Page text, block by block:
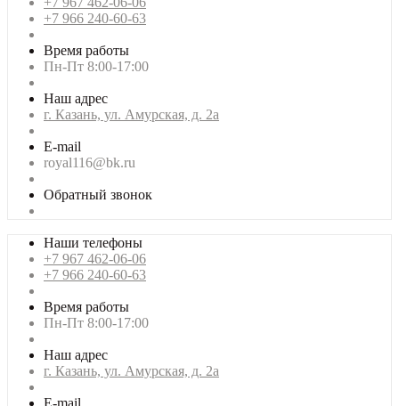
+7 966 240-60-63
Время работы
Пн-Пт 8:00-17:00
Наш адрес
г. Казань, ул. Амурская, д. 2а
E-mail
royal116@bk.ru
Обратный звонок
Наши телефоны
+7 967 462-06-06
+7 966 240-60-63
Время работы
Пн-Пт 8:00-17:00
Наш адрес
г. Казань, ул. Амурская, д. 2а
E-mail